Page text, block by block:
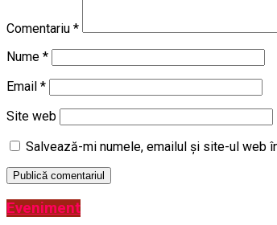
Comentariu *
Nume *
Email *
Site web
Salvează-mi numele, emailul și site-ul web
Eveniment